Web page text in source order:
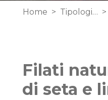
Briciole
Home Tipologia di Filato
Filati
di seta e